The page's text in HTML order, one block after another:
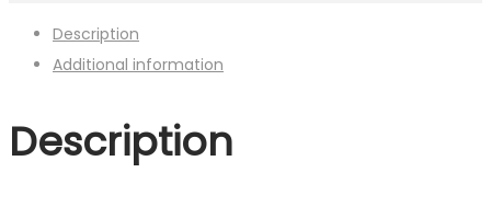
Description
Additional information
Description